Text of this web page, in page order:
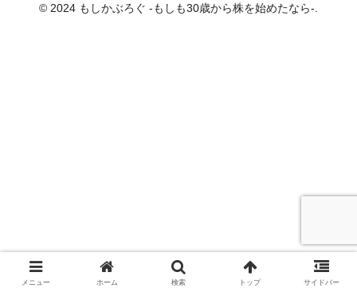
© 2024 もしかぶろぐ -もしも30歳から株を始めたなら-.
メニュー ホーム 検索 トップ サイドバー